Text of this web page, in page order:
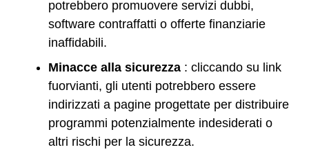
potrebbero promuovere servizi dubbi,
software contraffatti o offerte finanziarie
inaffidabili.
Minacce alla sicurezza : cliccando su link
fuorvianti, gli utenti potrebbero essere
indirizzati a pagine progettate per distribuire
programmi potenzialmente indesiderati o
altri rischi per la sicurezza.